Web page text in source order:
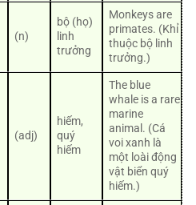
(n)
bộ (họ)
linh
trưởng
Monkeys are
primates. (Khỉ
thuộc bộ linh
trưởng.)
(adj)
hiếm,
quý
hiếm
The blue
whale is a rare
marine
animal. (Cá
voi xanh là
một loài động
vật biển quý
hiếm.)